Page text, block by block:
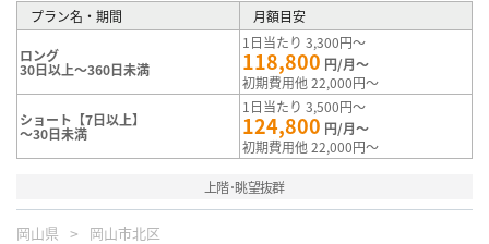
プラン名・期間 月額目安
ロング
30日以上～360日未満
1日当たり 3,300円～
118,800 円/月～
初期費用他 22,000円～
ショート【7日以上】
～30日未満
1日当たり 3,500円～
124,800 円/月～
初期費用他 22,000円～
上階･眺望抜群
岡山県 岡山市北区